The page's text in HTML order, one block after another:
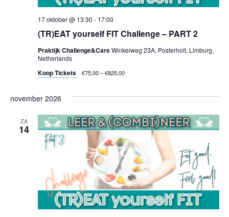
(TR)EAT yourself FIT Challenge – PART 2
17 oktober @ 13:30 - 17:00
Praktijk Challenge&CareWinkelweg 23A, Posterholt, Limburg,
Netherlands
Koop Tickets €75,00 – €825,00
november 2026
ZA
14